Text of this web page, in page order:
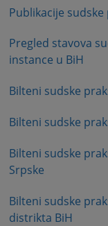
Publikacije
Pregled stavova
instance u BiH
Bilteni sudske
Bilteni sudske
Bilteni sudske
Srpske
Bilteni sudske
distrikta BiH